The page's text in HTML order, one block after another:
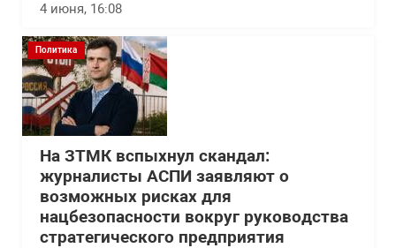
4 июня, 16:08
Политика
На ЗТМК вспыхнул скандал:
журналисты АСПИ заявляют о
возможных рисках для
нацбезопасности вокруг руководства
стратегического предприятия